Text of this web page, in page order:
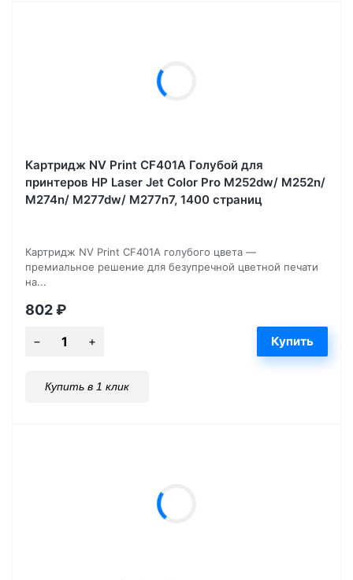
Картридж NV Print CF401A Голубой для
принтеров HP Laser Jet Color Pro M252dw/ M252n/
M274n/ M277dw/ M277n7, 1400 страниц
Картридж NV Print CF401A голубого цвета —
премиальное решение для безупречной цветной печати
на...
802₽
Купить в 1 клик